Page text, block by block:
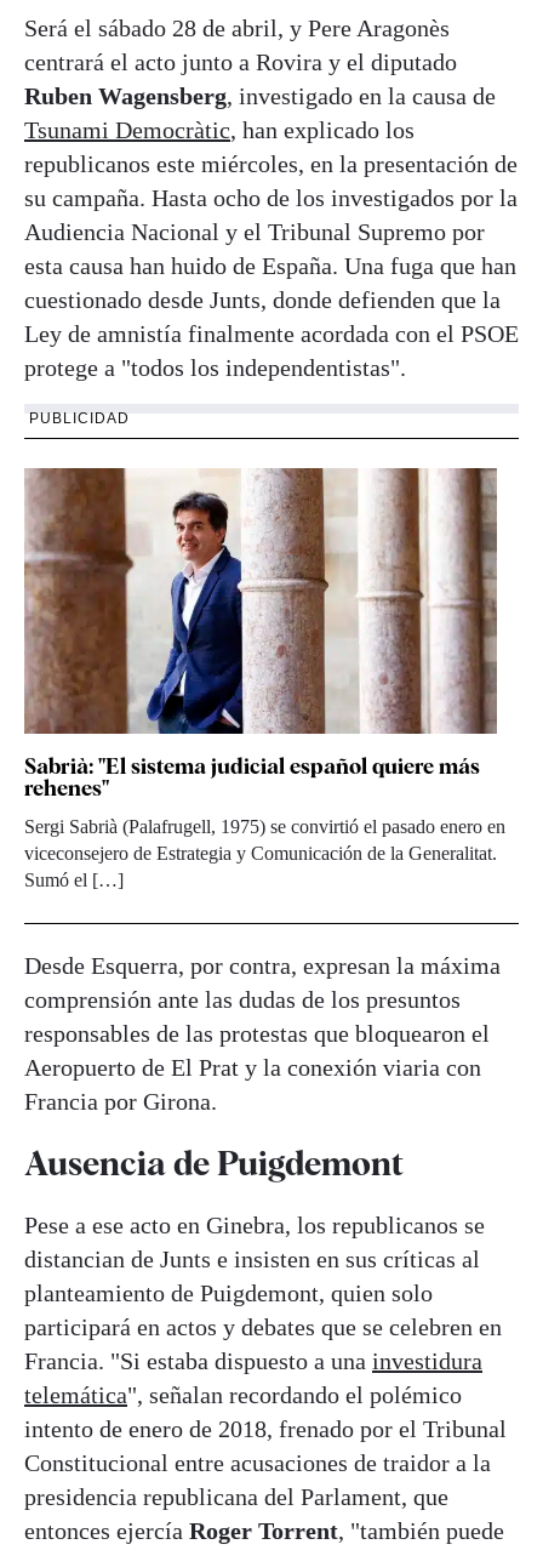
Será el sábado 28 de abril, y Pere Aragonès
centrará el acto junto a Rovira y el diputado
Ruben Wagensberg, investigado en la causa de
Tsunami Democràtic, han explicado los
republicanos este miércoles, en la presentación de
su campaña. Hasta ocho de los investigados por la
Audiencia Nacional y el Tribunal Supremo por
esta causa han huido de España. Una fuga que han
cuestionado desde Junts, donde defienden que la
Ley de amnistía finalmente acordada con el PSOE
protege a "todos los independentistas".
PUBLICIDAD
Sabrià: "El sistema judicial español quiere más
rehenes"
Sergi Sabrià (Palafrugell, 1975) se convirtió el pasado enero en
viceconsejero de Estrategia y Comunicación de la Generalitat.
Sumó el […]
Desde Esquerra, por contra, expresan la máxima
comprensión ante las dudas de los presuntos
responsables de las protestas que bloquearon el
Aeropuerto de El Prat y la conexión viaria con
Francia por Girona.
Ausencia de Puigdemont
Pese a ese acto en Ginebra, los republicanos se
distancian de Junts e insisten en sus críticas al
planteamiento de Puigdemont, quien solo
participará en actos y debates que se celebren en
Francia. "Si estaba dispuesto a una investidura
telemática", señalan recordando el polémico
intento de enero de 2018, frenado por el Tribunal
Constitucional entre acusaciones de traidor a la
presidencia republicana del Parlament, que
entonces ejercía Roger Torrent, "también puede